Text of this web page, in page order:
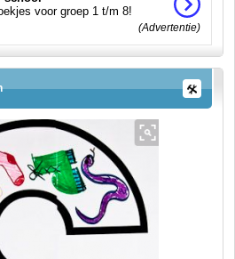
voor groep 1 t/m 8!
(Advertentie)